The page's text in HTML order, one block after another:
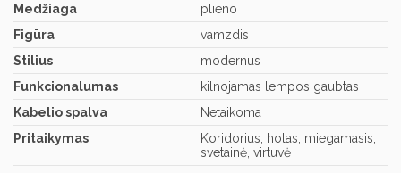
Medžiaga
plieno
Figūra
vamzdis
Stilius
modernus
Funkcionalumas
kilnojamas lempos gaubtas
Kabelio spalva
Netaikoma
Pritaikymas
Koridorius, holas, miegamasis,
svetainė, virtuvė